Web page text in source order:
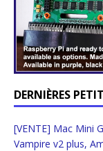
DERNIÈRES
[VENTE] Mac Mini
Vampire v2 plus,